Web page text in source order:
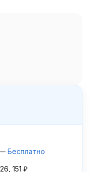
Бесплатно
151 ₽